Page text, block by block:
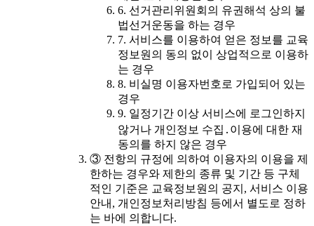
6. 선거관리위원회의 유권해석 상의 불
법선거운동을 하는 경우
7. 서비스를 이용하여 얻은 정보를 교육
정보원의 동의 없이 상업적으로 이용하
는 경우
8. 비실명 이용자번호로 가입되어 있는
경우
9. 일정기간 이상 서비스에 로그인하지
않거나 개인정보 수집․이용에 대한 재
동의를 하지 않은 경우
③ 전항의 규정에 의하여 이용자의 이용을 제
한하는 경우와 제한의 종류 및 기간 등 구체
적인 기준은 교육정보원의 공지, 서비스 이용
안내, 개인정보처리방침 등에서 별도로 정하
는 바에 의합니다.